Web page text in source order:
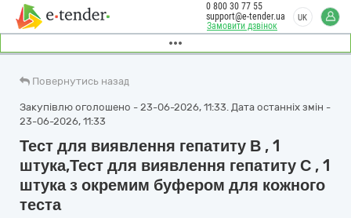
Замовити дзвінок
0 800 30 77 55
support@e-tender.ua
UK
Повернутись назад
Закупівлю оголошено - 23-06-2026, 11:33. Дата останніх змін -
23-06-2026, 11:33
Тест для виявлення гепатиту В , 1
штука,Тест для виявлення гепатиту С , 1
штука з окремим буфером для кожного
теста